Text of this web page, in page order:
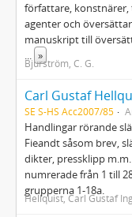
författare,
agenter och
manuskript till
... »
Bjurström, C. G.
SE S-HS Acc2007/85
Handlingar rörande
Fieandt såsom brev,
dikter, pressklipp
numrerade från 1 till
grupperna 1-18a.
Hellquist, Carl Gustaf